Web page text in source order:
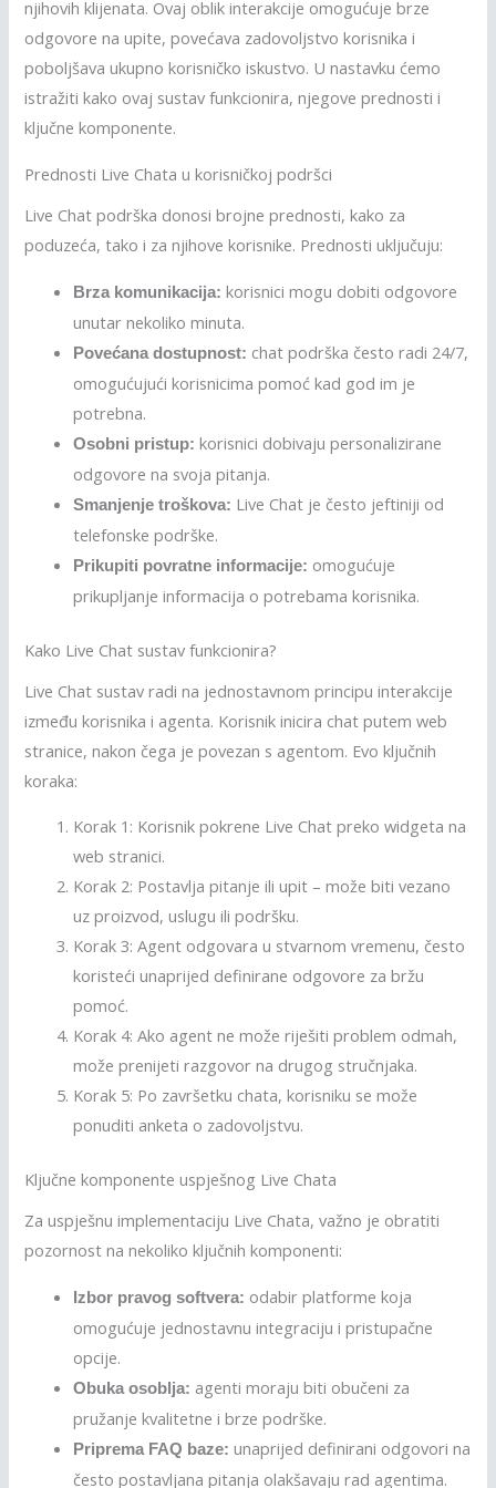
njihovih klijenata. Ovaj oblik interakcije omogućuje brze
odgovore na upite, povećava zadovoljstvo korisnika i
poboljšava ukupno korisničko iskustvo. U nastavku ćemo
istražiti kako ovaj sustav funkcionira, njegove prednosti i
ključne komponente.
Prednosti Live Chata u korisničkoj podršci
Live Chat podrška donosi brojne prednosti, kako za
poduzeća, tako i za njihove korisnike. Prednosti uključuju:
Brza komunikacija: korisnici mogu dobiti odgovore
unutar nekoliko minuta.
Povećana dostupnost: chat podrška često radi 24/7,
omogućujući korisnicima pomoć kad god im je
potrebna.
Osobni pristup: korisnici dobivaju personalizirane
odgovore na svoja pitanja.
Smanjenje troškova: Live Chat je često jeftiniji od
telefonske podrške.
Prikupiti povratne informacije: omogućuje
prikupljanje informacija o potrebama korisnika.
Kako Live Chat sustav funkcionira?
Live Chat sustav radi na jednostavnom principu interakcije
između korisnika i agenta. Korisnik inicira chat putem web
stranice, nakon čega je povezan s agentom. Evo ključnih
koraka:
Korak 1: Korisnik pokrene Live Chat preko widgeta na
web stranici.
Korak 2: Postavlja pitanje ili upit – može biti vezano
uz proizvod, uslugu ili podršku.
Korak 3: Agent odgovara u stvarnom vremenu, često
koristeći unaprijed definirane odgovore za bržu
pomoć.
Korak 4: Ako agent ne može riješiti problem odmah,
može prenijeti razgovor na drugog stručnjaka.
Korak 5: Po završetku chata, korisniku se može
ponuditi anketa o zadovoljstvu.
Ključne komponente uspješnog Live Chata
Za uspješnu implementaciju Live Chata, važno je obratiti
pozornost na nekoliko ključnih komponenti:
Izbor pravog softvera: odabir platforme koja
omogućuje jednostavnu integraciju i pristupačne
opcije.
Obuka osoblja: agenti moraju biti obučeni za
pružanje kvalitetne i brze podrške.
Priprema FAQ baze: unaprijed definirani odgovori na
često postavljana pitanja olakšavaju rad agentima.